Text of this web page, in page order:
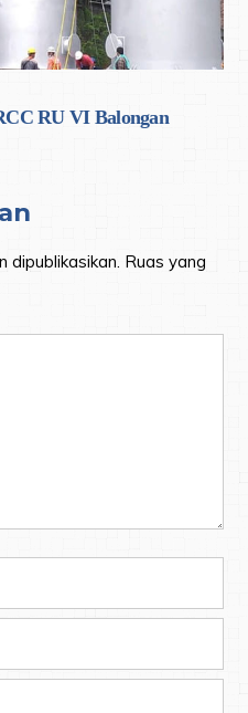
RU VI Balongan
dipublikasikan. Ruas yang